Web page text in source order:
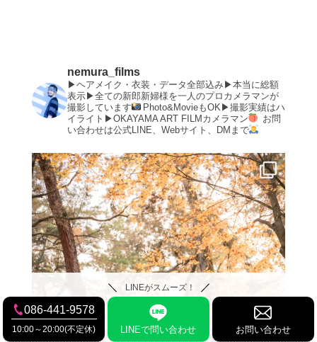
nemura_films
▶︎ヘアメイク・衣装・データ全部込み▶︎本当に総額
表示▶︎全ての新郎新婦様を一人のプロカメラマンが
撮影しています
Photo&MovieもOK▶︎撮影実績はハ
イライト▶︎OKAYAMA ART FILMカメラマン
お問
い合わせは公式LINE、Webサイト、DMまで
LINEがスムーズ！
086-441-9578
10:00～20:00(不定休) LINEで問い合わせ お問い合わせ